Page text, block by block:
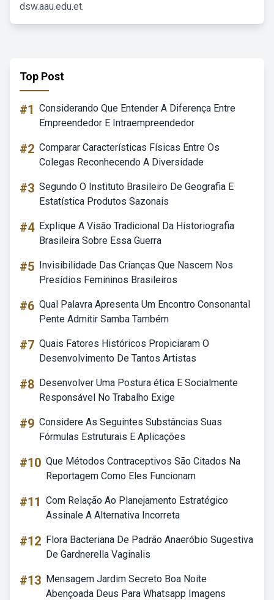
dsw.aau.edu.et.
Top Post
#1 Considerando Que Entender A Diferença Entre
Empreendedor E Intraempreendedor
#2 Comparar Características Físicas Entre Os
Colegas Reconhecendo A Diversidade
#3 Segundo O Instituto Brasileiro De Geografia E
Estatística Produtos Sazonais
#4 Explique A Visão Tradicional Da Historiografia
Brasileira Sobre Essa Guerra
#5 Invisibilidade Das Crianças Que Nascem Nos
Presídios Femininos Brasileiros
#6 Qual Palavra Apresenta Um Encontro Consonantal
Pente Admitir Samba Também
#7 Quais Fatores Históricos Propiciaram O
Desenvolvimento De Tantos Artistas
#8 Desenvolver Uma Postura ética E Socialmente
Responsável No Trabalho Exige
#9 Considere As Seguintes Substâncias Suas
Fórmulas Estruturais E Aplicações
#10 Que Métodos Contraceptivos São Citados Na
Reportagem Como Eles Funcionam
#11 Com Relação Ao Planejamento Estratégico
Assinale A Alternativa Incorreta
#12 Flora Bacteriana De Padrão Anaeróbio Sugestiva
De Gardnerella Vaginalis
#13 Mensagem Jardim Secreto Boa Noite
Abençoada Deus Para Whatsapp Imagens